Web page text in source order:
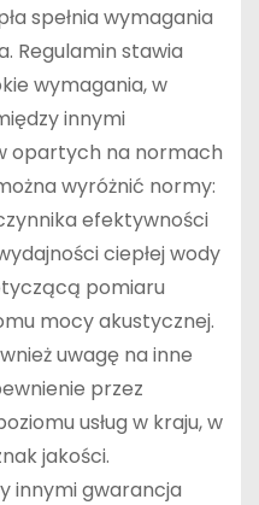
spełnia wymagania
Regulamin stawia
wymagania, w
innymi
opartych na normach
wyróżnić normy:
efektywności
ciepłej wody
pomiaru
mocy akustycznej.
uwagę na inne
przez
usług w kraju, w
jakości.
innymi gwarancja